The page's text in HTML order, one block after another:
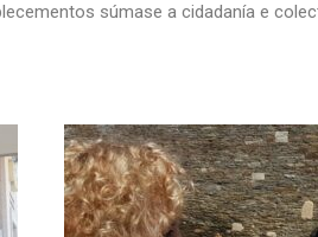
súmase a cidadanía e